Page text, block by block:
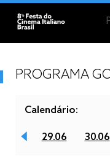
PROGRAMA
Calendário:
29.06 30.06